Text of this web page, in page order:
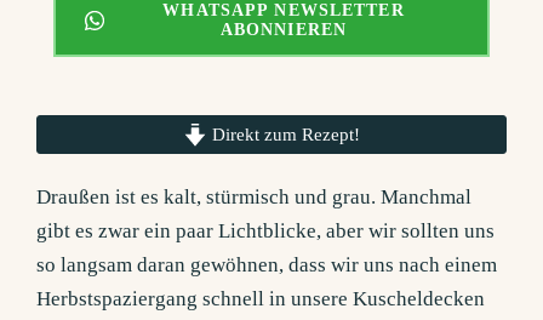
WHATSAPP NEWSLETTER
ABONNIEREN
Direkt zum Rezept!
Draußen ist es kalt, stürmisch und grau. Manchmal
gibt es zwar ein paar Lichtblicke, aber wir sollten uns
so langsam daran gewöhnen, dass wir uns nach einem
Herbstspaziergang schnell in unsere Kuscheldecken